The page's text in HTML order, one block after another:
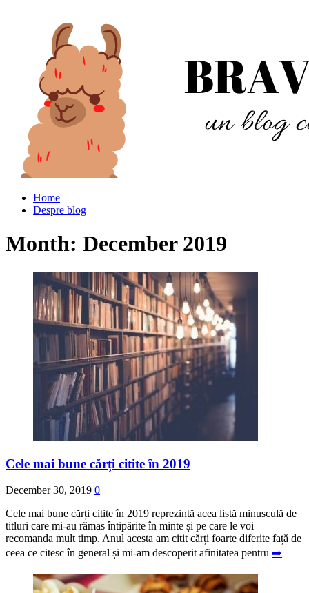
Home
Despre blog
Month: December 2019
Cele mai bune cărți citite în 2019
December 30, 2019 0
Cele mai bune cărți citite în 2019 reprezintă acea listă minusculă de
titluri care mi-au rămas întipărite în minte și pe care le voi
recomanda mult timp. Anul acesta am citit cărți foarte diferite față de
ceea ce citesc în general și mi-am descoperit afinitatea pentru ➡️